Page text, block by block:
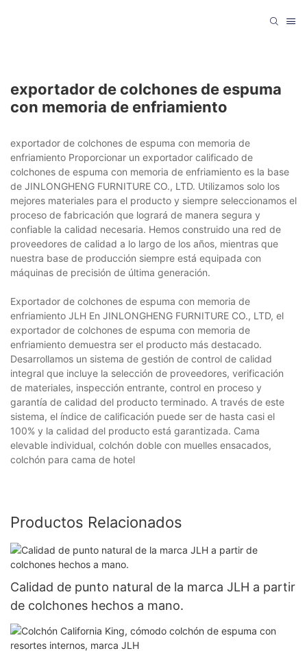
exportador de colchones de espuma
con memoria de enfriamiento
exportador de colchones de espuma con memoria de
enfriamiento Proporcionar un exportador calificado de
colchones de espuma con memoria de enfriamiento es la base
de JINLONGHENG FURNITURE CO., LTD. Utilizamos solo los
mejores materiales para el producto y siempre seleccionamos el
proceso de fabricación que logrará de manera segura y
confiable la calidad necesaria. Hemos construido una red de
proveedores de calidad a lo largo de los años, mientras que
nuestra base de producción siempre está equipada con
máquinas de precisión de última generación.
Exportador de colchones de espuma con memoria de
enfriamiento JLH En JINLONGHENG FURNITURE CO., LTD, el
exportador de colchones de espuma con memoria de
enfriamiento demuestra ser el producto más destacado.
Desarrollamos un sistema de gestión de control de calidad
integral que incluye la selección de proveedores, verificación
de materiales, inspección entrante, control en proceso y
garantía de calidad del producto terminado. A través de este
sistema, el índice de calificación puede ser de hasta casi el
100% y la calidad del producto está garantizada. Cama
elevable individual, colchón doble con muelles ensacados,
colchón para cama de hotel
Productos Relacionados
Calidad de punto natural de la marca JLH a partir
de colchones hechos a mano.